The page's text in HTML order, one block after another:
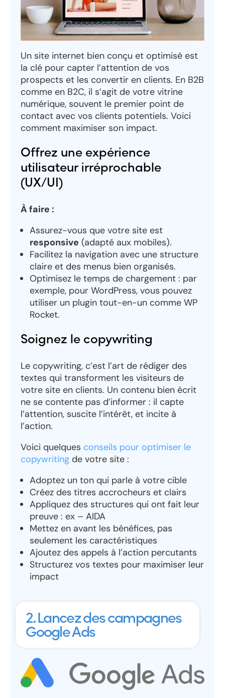
Un site internet bien conçu et optimisé est
la clé pour capter l’attention de vos
prospects et les convertir en clients. En B2B
comme en B2C, il s’agit de votre vitrine
numérique, souvent le premier point de
contact avec vos clients potentiels. Voici
comment maximiser son impact.
Offrez une expérience
utilisateur irréprochable
(UX/UI)
À faire :
Assurez-vous que votre site est
responsive (adapté aux mobiles).
Facilitez la navigation avec une structure
claire et des menus bien organisés.
Optimisez le temps de chargement : par
exemple, pour WordPress, vous pouvez
utiliser un plugin tout-en-un comme WP
Rocket.
Soignez le copywriting
Le copywriting, c’est l’art de rédiger des
textes qui transforment les visiteurs de
votre site en clients. Un contenu bien écrit
ne se contente pas d’informer : il capte
l’attention, suscite l’intérêt, et incite à
l’action.
Voici quelques conseils pour optimiser le
copywritingde votre site :
Adoptez un ton qui parle à votre cible
Créez des titres accrocheurs et clairs
Appliquez des structures qui ont fait leur
preuve : ex – AIDA
Mettez en avant les bénéfices, pas
seulement les caractéristiques
Ajoutez des appels à l’action percutants
Structurez vos textes pour maximiser leur
impact
2. Lancez des campagnes
Google Ads